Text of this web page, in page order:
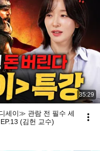
35:29
세이≫ 관람 전 필수 세
(김헌 교수)